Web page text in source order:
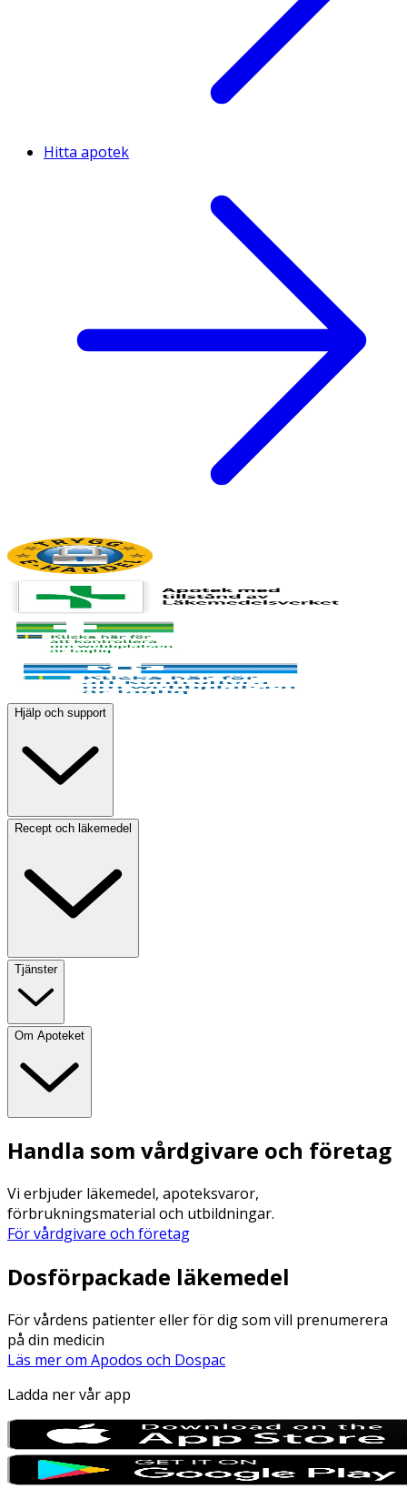
Hitta apotek
Hjälp och support
Recept och läkemedel
Tjänster
Om Apoteket
Handla som vårdgivare och företag
Vi erbjuder läkemedel, apoteksvaror,
förbrukningsmaterial och utbildningar.
För vårdgivare och företag
Dosförpackade läkemedel
För vårdens patienter eller för dig som vill prenumerera
på din medicin
Läs mer om Apodos och Dospac
Ladda ner vår app